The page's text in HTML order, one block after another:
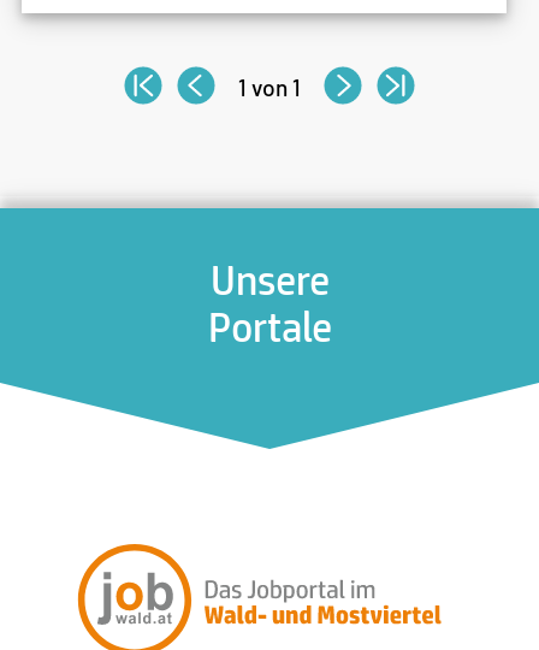
1 von 1
Unsere
Portale